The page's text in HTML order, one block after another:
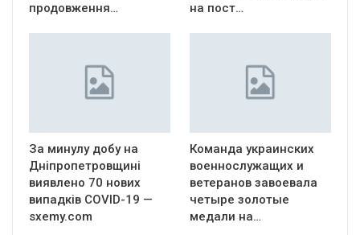
продовження…
на пост…
За минулу добу на
Дніпропетровщині
виявлено 70 нових
випадків COVID-19 —
sxemy.com
Команда украинских
военнослужащих и
ветеранов завоевала
четыре золотые
медали на…